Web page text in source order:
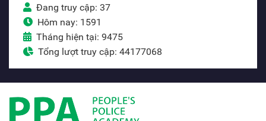
Đang truy cập: 37
Hôm nay: 1591
Tháng hiện tại: 9475
Tổng lượt truy cập: 44177068